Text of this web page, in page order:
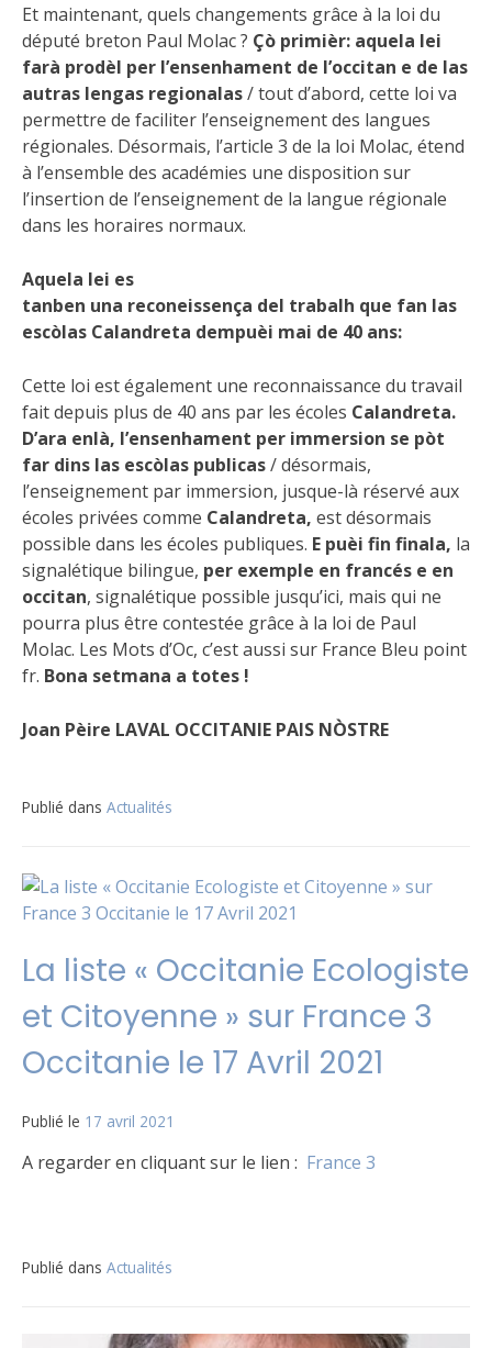
Et maintenant, quels changements grâce à la loi du
député breton Paul Molac ? Çò primièr: aquela lei
farà prodèl per l’ensenhament de l’occitan e de las
autras lengas regionalas/ tout d’abord, cette loi va
permettre de faciliter l’enseignement des langues
régionales. Désormais, l’article 3 de la loi Molac, étend
à l’ensemble des académies une disposition sur
l’insertion de l’enseignement de la langue régionale
dans les horaires normaux.
Aquela lei es
tanben una reconeissença del trabalh que fan las
escòlas Calandreta dempuèi mai de 40 ans:
Cette loi est également une reconnaissance du travail
fait depuis plus de 40 ans par les écoles Calandreta.
D’ara enlà, l’ensenhament per immersion se pòt
far dins las escòlas publicas/ désormais,
l’enseignement par immersion, jusque-là réservé aux
écoles privées comme Calandreta, est désormais
possible dans les écoles publiques. E puèi fin finala, la
signalétique bilingue, per exemple en francés e en
occitan, signalétique possible jusqu’ici, mais qui ne
pourra plus être contestée grâce à la loi de Paul
Molac. Les Mots d’Oc, c’est aussi sur France Bleu point
fr. Bona setmana a totes !
Joan Pèire LAVAL OCCITANIE PAIS NÒSTRE
Publié dans Actualités
La liste « Occitanie Ecologiste
et Citoyenne » sur France 3
Occitanie le 17 Avril 2021
Publié le 17 avril 2021
A regarder en cliquant sur le lien : France 3
Publié dans Actualités